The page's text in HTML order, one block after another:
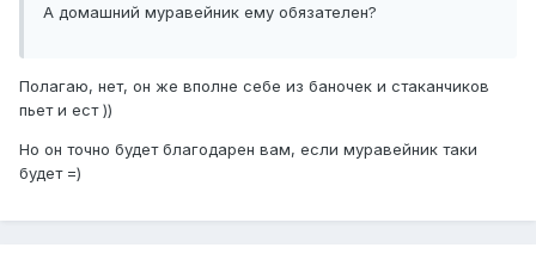
А домашний муравейник ему обязателен?
Полагаю, нет, он же вполне себе из баночек и стаканчиков
пьет и ест ))
Но он точно будет благодарен вам, если муравейник таки
будет =)